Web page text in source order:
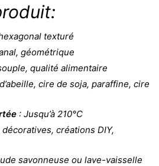
texturé
géométrique
qualité alimentaire
cire de soja, paraffine, cire
: Jusqu’à 210°C
décoratives, créations DIY,
savonneuse ou lave-vaisselle